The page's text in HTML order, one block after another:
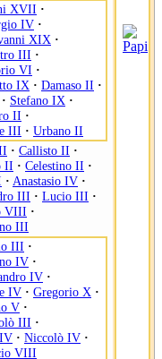
XVII ·
IV ·
XIX ·
III ·
VI ·
IX · Damaso II ·
· Stefano IX ·
II ·
III · Urbano II
· Callisto II ·
II · Celestino II ·
· Anastasio IV ·
III · Lucio III ·
VIII ·
III
III ·
IV ·
IV ·
IV · Gregorio X ·
V ·
III ·
· Niccolò IV ·
VIII